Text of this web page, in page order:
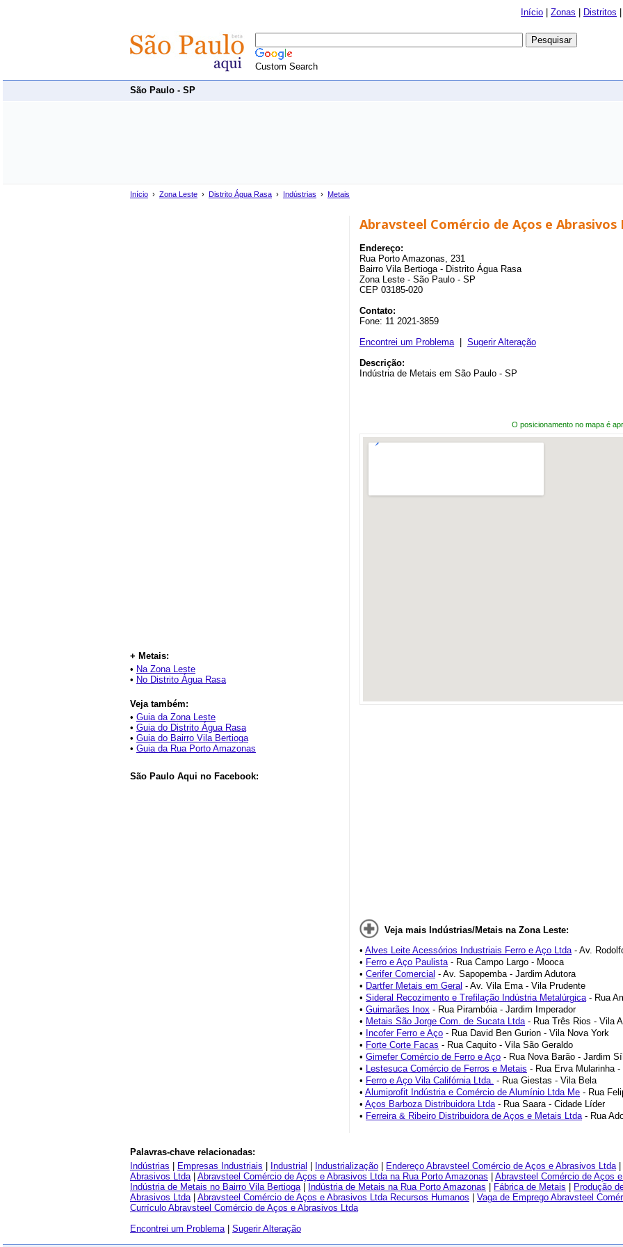
Início Zonas Distritos
Custom Search
São Paulo - SP
Início › Zona Leste › Distrito Água Rasa › Indústrias › Metais
+ Metais:
• Na Zona Leste
• No Distrito Água Rasa
Veja também:
• Guia da Zona Leste
• Guia do Distrito Água Rasa
• Guia do Bairro Vila Bertioga
• Guia da Rua Porto Amazonas
São Paulo Aqui no Facebook:
Abravsteel Comércio de Aços e Abrasivos
Endereço:
Rua Porto Amazonas, 231
Bairro Vila Bertioga - Distrito Água Rasa
Zona Leste - São Paulo - SP
CEP 03185-020
Contato:
Fone: 11 2021-3859
Encontrei um Problema| Sugerir Alteração
Descrição:
Indústria de Metais em São Paulo - SP
O posicionamento no mapa é
Veja mais Indústrias/Metais na Zona Leste:
• Alves Leite Acessórios Industriais Ferro e Aço Ltda- Av.
• Ferro e Aço Paulista- Rua Campo Largo - Mooca
• Cerifer Comercial - Av. Sapopemba - Jardim Adutora
• Dartfer Metais em Geral - Av. Vila Ema - Vila Prudente
• Sideral Recozimento e Trefilação Indústria Metalúrgica- Rua
• Guimarães Inox - Rua Pirambóia - Jardim Imperador
• Metais São Jorge Com. de Sucata Ltda- Rua Três Rios - Vila
• Incofer Ferro e Aço - Rua David Ben Gurion - Vila Nova York
• Forte Corte Facas - Rua Caquito - Vila São Geraldo
• Gimefer Comércio de Ferro e Aço - Rua Nova Barão - Jardim
• Lestesuca Comércio de Ferros e Metais - Rua Erva Mularinha
• Ferro e Aço Vila Califórnia Ltda. - Rua Giestas - Vila Bela
• Alumiprofit Indústria e Comércio de Alumínio Ltda Me - Rua
• Aços Barboza Distribuidora Ltda- Rua Saara - Cidade Líder
• Ferreira & Ribeiro Distribuidora de Aços e Metais Ltda- Rua
Palavras-chave relacionadas:
Indústrias
Empresas Industriais Industrial Industrialização Endereço Abravsteel Comércio de Aços e Abrasivos Ltda|
Abrasivos Ltda| Abravsteel Comércio de Aços e Abrasivos Ltda na Rua Porto Amazonas Abravsteel Comércio de Aços
Indústria de Metais no Bairro Vila Bertioga| Indústria de Metais na Rua Porto Amazonas Fábrica de Metais Produção
Abrasivos Ltda| Abravsteel Comércio de Aços e Abrasivos Ltda Recursos Humanos Vaga de Emprego Abravsteel
Currículo Abravsteel Comércio de Aços e Abrasivos Ltda
Encontrei um Problema| Sugerir Alteração